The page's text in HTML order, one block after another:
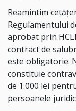
Reamintim
Regulamentului
aprobat prin
contract de
este obligatorie.
constituie
de 1.000 lei
persoanele